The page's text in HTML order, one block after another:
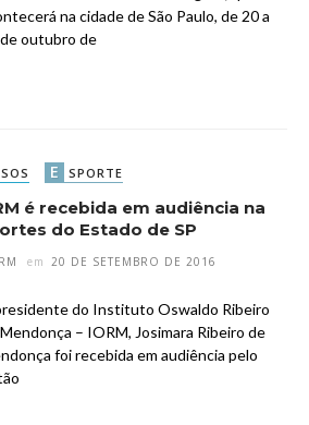
na cidade de São Paulo, de 20 a
outubro de
E SPORTE
é recebida em audiência na
do Estado de SP
em 20 DE SETEMBRO DE 2016
do Instituto Oswaldo Ribeiro
– IORM, Josimara Ribeiro de
foi recebida em audiência pelo